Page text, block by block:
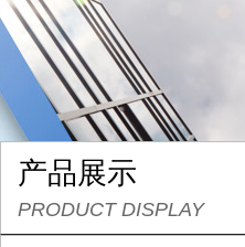
产品展示
PRODUCT DISPLAY